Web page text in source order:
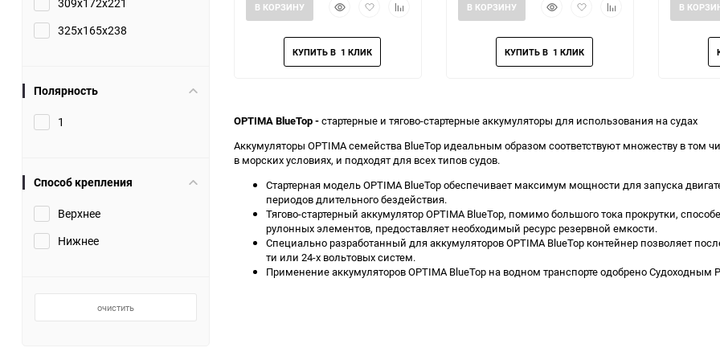
309x172x221
325x165x238
Полярность
1
Способ крепления
Верхнее
Нижнее
очистить
БыстрыйДобавить
избранное
Добавить
В КОРЗИНУ
БыстрыйДобавить
избранное
Добавить
В КОРЗИНУ В
OPTIMA BlueTop-стартерные и тягово-стартерные аккумуляторы для использования на судах
Аккумуляторы OPTIMA семейства BlueTop идеальным образом соответствуют множеству в
в морских условиях, и подходят для всех типов судов.
Стартерная модель OPTIMA BlueTop обеспечивает максимум мощности для запуска
периодов длительного бездействия.
Тягово-стартерный аккумулятор OPTIMA BlueTop, помимо большого тока прокрутки,
рулонных элементов, предоставляет необходимый ресурс резервной емкости.
Специально разработанный для аккумуляторов OPTIMA BlueTop контейнер позволяет
ти или 24-х вольтовых систем.
Применение аккумуляторов OPTIMA BlueTop на водном транспорте одобрено Судоходным